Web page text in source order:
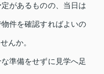
があるものの、当日は
件を確認すればよいの
んか。
準備をせずに見学へ足